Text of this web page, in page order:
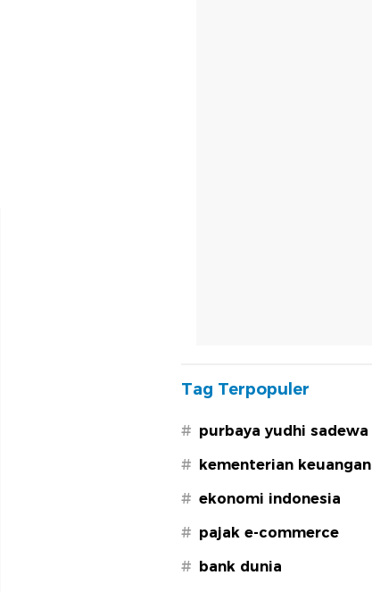
Tag Terpopuler
# purbaya yudhi sadewa
# kementerian keuangan
# ekonomi indonesia
# pajak e-commerce
# bank dunia